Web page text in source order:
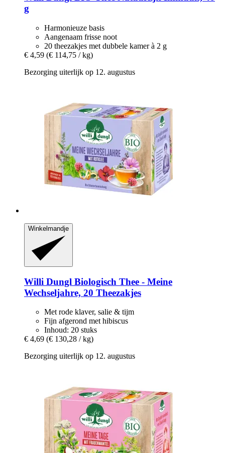
g
Harmonieuze basis
Aangenaam frisse noot
20 theezakjes met dubbele kamer à 2 g
€ 4,59 (€ 114,75 / kg)
Bezorging uiterlijk op 12. augustus
Winkelmandje
Willi Dungl Biologisch Thee -​ Meine
Wechseljahre, 20 Theezakjes
Met rode klaver, salie & tijm
Fijn afgerond met hibiscus
Inhoud: 20 stuks
€ 4,69 (€ 130,28 / kg)
Bezorging uiterlijk op 12. augustus